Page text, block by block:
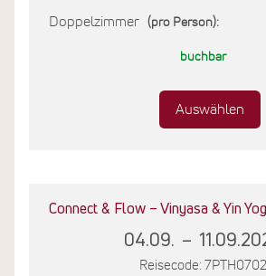
Doppelzimmer (pro Person):
buchbar
Auswählen
Connect & Flow – Vinyasa & Yin
04.09. –
Reisecode: 7PTH0702